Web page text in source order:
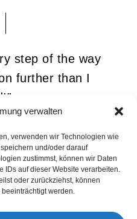
verwalten
verwenden wir Technologien wie
und/oder darauf
zustimmst, können wir Daten
IDs auf dieser Website verarbeiten.
oder zurückziehst, können
werden.
step of the way
further than I